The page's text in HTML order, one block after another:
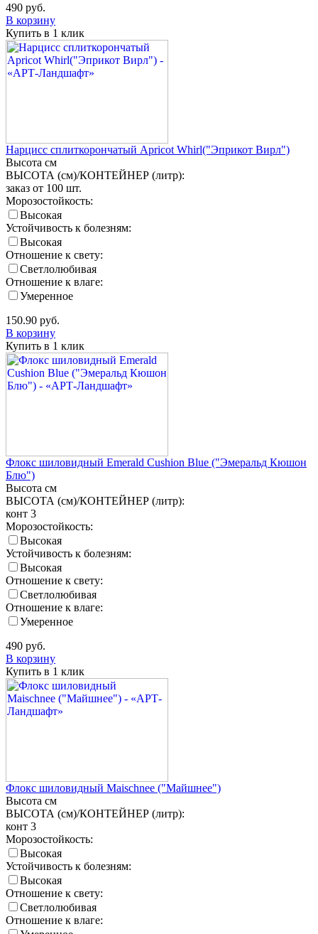
490 руб.
В корзину
Купить в 1 клик
Нарцисс сплиткорончатый Apricot Whirl("Эприкот Вирл")
Высота см
ВЫСОТА (см)/КОНТЕЙНЕР (литр):
заказ от 100 шт.
Морозостойкость:
Высокая
Устойчивость к болезням:
Высокая
Отношение к свету:
Светлолюбивая
Отношение к влаге:
Умеренное
150.90 руб.
В корзину
Купить в 1 клик
Флокс шиловидный Emerald Cushion Blue ("Эмеральд Кюшон
Блю")
Высота см
ВЫСОТА (см)/КОНТЕЙНЕР (литр):
конт 3
Морозостойкость:
Высокая
Устойчивость к болезням:
Высокая
Отношение к свету:
Светлолюбивая
Отношение к влаге:
Умеренное
490 руб.
В корзину
Купить в 1 клик
Флокс шиловидный Maischnee ("Майшнее")
Высота см
ВЫСОТА (см)/КОНТЕЙНЕР (литр):
конт 3
Морозостойкость:
Высокая
Устойчивость к болезням:
Высокая
Отношение к свету:
Светлолюбивая
Отношение к влаге: